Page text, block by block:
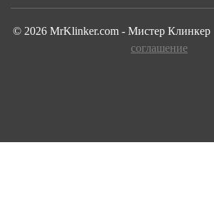
© 2026 MrKlinker.com - Мистер Клинкер
соглашение